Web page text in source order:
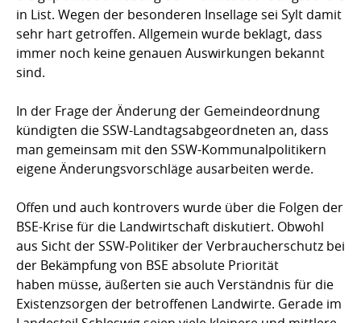
in List. Wegen der besonderen Insellage sei Sylt damit
sehr hart getroffen. Allgemein wurde beklagt, dass
immer noch keine genauen Auswirkungen bekannt
sind.
In der Frage der Änderung der Gemeindeordnung
kündigten die SSW-Landtagsabgeordneten an, dass
man gemeinsam mit den SSW-Kommunalpolitikern
eigene Änderungsvorschläge ausarbeiten werde.
Offen und auch kontrovers wurde über die Folgen der
BSE-Krise für die Landwirtschaft diskutiert. Obwohl
aus Sicht der SSW-Politiker der Verbraucherschutz bei
der Bekämpfung von BSE absolute Priorität
haben müsse, äußerten sie auch Verständnis für die
Existenzsorgen der betroffenen Landwirte. Gerade im